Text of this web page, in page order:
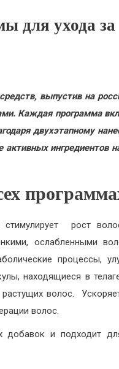
для ухода за
выпустив на
Каждая программа
двухэтапному
активных ингредиентов
рост
ослабленными
процессы,
находящиеся в
растущих волос.
волос.
добавок и подходит